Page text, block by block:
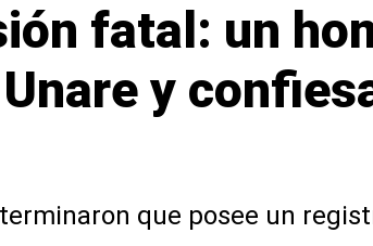
fatal: un
y
que posee un